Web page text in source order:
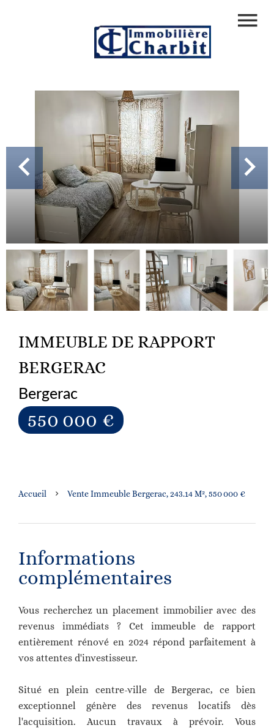
IMMEUBLE DE RAPPORT
BERGERAC
Bergerac
550 000 €
Accueil Vente Immeuble Bergerac, 243.14 M², 550 000 €
Informations
complémentaires
Vous recherchez un placement immobilier avec des
revenus immédiats ? Cet immeuble de rapport
entièrement rénové en 2024 répond parfaitement à
vos attentes d'investisseur.
Situé en plein centre-ville de Bergerac, ce bien
exceptionnel génère des revenus locatifs dès
l'acquisition. Aucun travaux à prévoir. Vous